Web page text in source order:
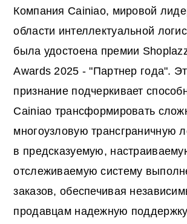
Компания Cainiao, мировой
области интеллектуальной
была удостоена премии
Awards 2025 - "Партнер года".
признание подчеркивает
Cainiao трансформировать
многоузловую трансграничную
в предсказуемую,
отслеживаемую систему
заказов, обеспечивая
продавцам надежную